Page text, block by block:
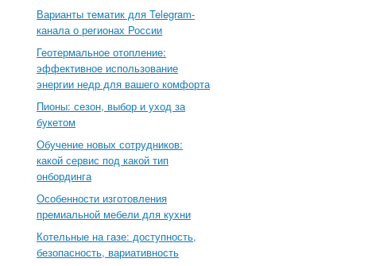
Варианты тематик для Telegram-
канала о регионах России
Геотермальное отопление:
эффективное использование
энергии недр для вашего комфорта
Пионы: сезон, выбор и уход за
букетом
Обучение новых сотрудников:
какой сервис под какой тип
онбординга
Особенности изготовления
премиальной мебели для кухни
Котельные на газе: доступность,
безопасность, вариативность